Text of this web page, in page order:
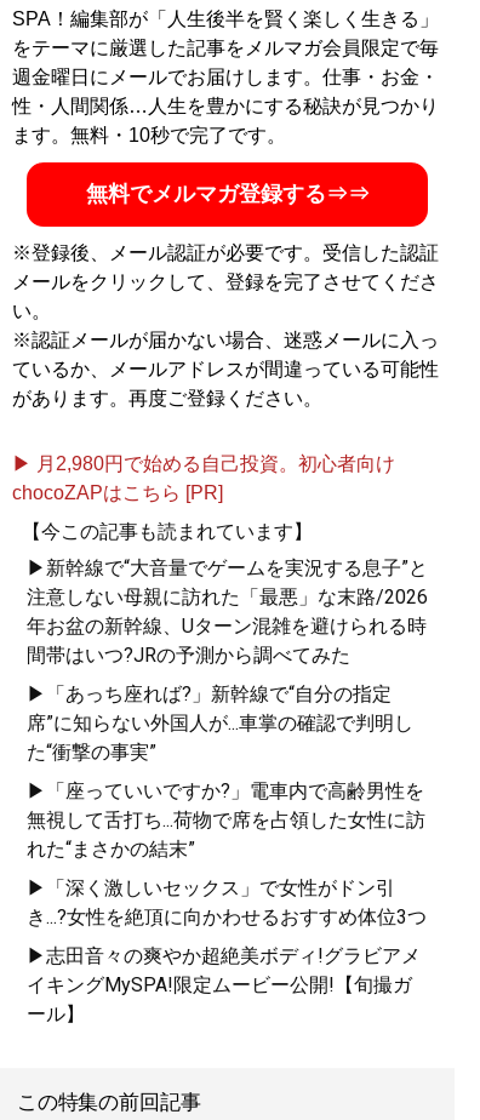
SPA！編集部が「人生後半を賢く楽しく生きる」
をテーマに厳選した記事をメルマガ会員限定で毎
週金曜日にメールでお届けします。仕事・お金・
性・人間関係…人生を豊かにする秘訣が見つかり
ます。無料・10秒で完了です。
無料でメルマガ登録する⇒⇒
※登録後、メール認証が必要です。受信した認証
メールをクリックして、登録を完了させてくださ
い。
※認証メールが届かない場合、迷惑メールに入っ
ているか、メールアドレスが間違っている可能性
があります。再度ご登録ください。
▶ 月2,980円で始める自己投資。初心者向け
chocoZAPはこちら [PR]
【今この記事も読まれています】
▶新幹線で“大音量でゲームを実況する息子”と
注意しない母親に訪れた「最悪」な末路/2026
年お盆の新幹線、Uターン混雑を避けられる時
間帯はいつ?JRの予測から調べてみた
▶「あっち座れば?」新幹線で“自分の指定
席”に知らない外国人が...車掌の確認で判明し
た“衝撃の事実”
▶「座っていいですか?」電車内で高齢男性を
無視して舌打ち...荷物で席を占領した女性に訪
れた“まさかの結末”
▶「深く激しいセックス」で女性がドン引
き...?女性を絶頂に向かわせるおすすめ体位3つ
▶志田音々の爽やか超絶美ボディ!グラビアメ
イキングMySPA!限定ムービー公開!【旬撮ガ
ール】
この特集の前回記事